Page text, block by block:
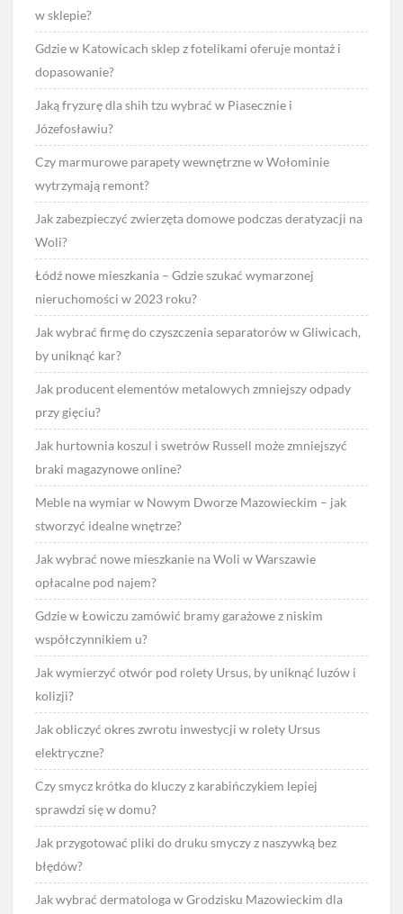
w sklepie?
Gdzie w Katowicach sklep z fotelikami oferuje montaż i
dopasowanie?
Jaką fryzurę dla shih tzu wybrać w Piasecznie i
Józefosławiu?
Czy marmurowe parapety wewnętrzne w Wołominie
wytrzymają remont?
Jak zabezpieczyć zwierzęta domowe podczas deratyzacji na
Woli?
Łódź nowe mieszkania – Gdzie szukać wymarzonej
nieruchomości w 2023 roku?
Jak wybrać firmę do czyszczenia separatorów w Gliwicach,
by uniknąć kar?
Jak producent elementów metalowych zmniejszy odpady
przy gięciu?
Jak hurtownia koszul i swetrów Russell może zmniejszyć
braki magazynowe online?
Meble na wymiar w Nowym Dworze Mazowieckim – jak
stworzyć idealne wnętrze?
Jak wybrać nowe mieszkanie na Woli w Warszawie
opłacalne pod najem?
Gdzie w Łowiczu zamówić bramy garażowe z niskim
współczynnikiem u?
Jak wymierzyć otwór pod rolety Ursus, by uniknąć luzów i
kolizji?
Jak obliczyć okres zwrotu inwestycji w rolety Ursus
elektryczne?
Czy smycz krótka do kluczy z karabińczykiem lepiej
sprawdzi się w domu?
Jak przygotować pliki do druku smyczy z naszywką bez
błędów?
Jak wybrać dermatologa w Grodzisku Mazowieckim dla